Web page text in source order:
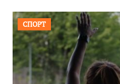
СПОРТ